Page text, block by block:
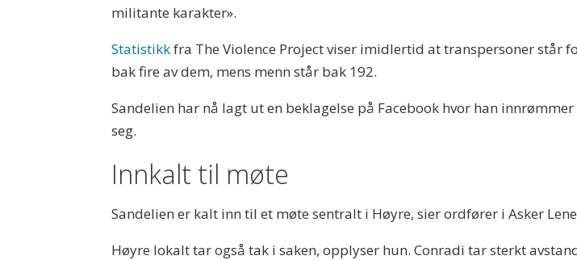
militante karakter».
Statistikkfra The Violence Project viser imidlertid at transpersoner står
bak fire av dem, mens menn står bak 192.
Sandelien har nå lagt ut en beklagelse på Facebook hvor han
seg.
Innkalt til møte
Sandelien er kalt inn til et møte sentralt i Høyre, sier ordfører i Asker
Høyre lokalt tar også tak i saken, opplyser hun. Conradi tar sterkt